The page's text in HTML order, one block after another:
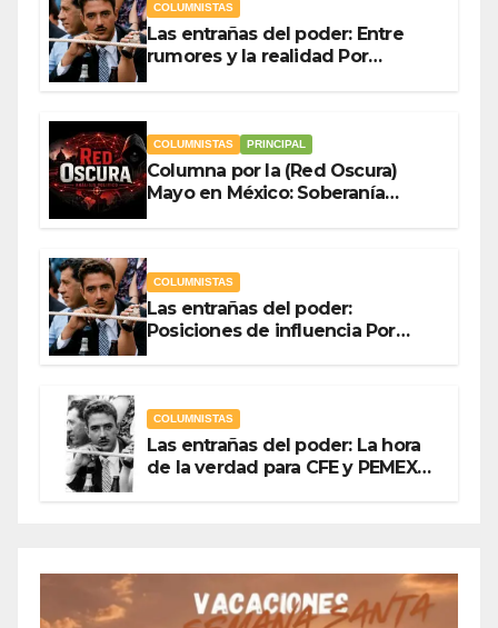
COLUMNISTAS
Las entrañas del poder: Entre
rumores y la realidad Por
COLUMNISTAS PRINCIPAL
Columna por la (Red Oscura)
Mayo en México: Soberanía
COLUMNISTAS
Las entrañas del poder:
Posiciones de influencia Por
COLUMNISTAS
Las entrañas del poder: La hora
de la verdad para CFE y PEMEX